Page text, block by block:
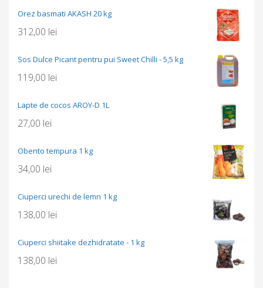
Orez basmati AKASH 20 kg
312,00 lei
Sos Dulce Picant pentru pui Sweet Chilli - 5,5 kg
119,00 lei
Lapte de cocos AROY-D 1L
27,00 lei
Obento tempura 1 kg
34,00 lei
Ciuperci urechi de lemn 1 kg
138,00 lei
Ciuperci shiitake dezhidratate - 1 kg
138,00 lei